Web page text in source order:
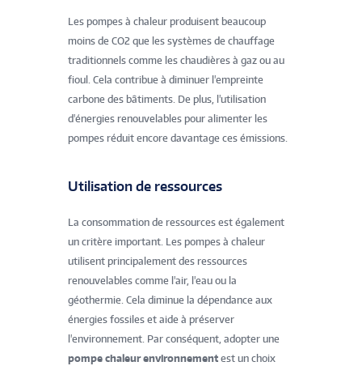
Les pompes à chaleur produisent beaucoup
moins de CO2 que les systèmes de chauffage
traditionnels comme les chaudières à gaz ou au
fioul. Cela contribue à diminuer l'empreinte
carbone des bâtiments. De plus, l'utilisation
d'énergies renouvelables pour alimenter les
pompes réduit encore davantage ces émissions.
Utilisation de ressources
La consommation de ressources est également
un critère important. Les pompes à chaleur
utilisent principalement des ressources
renouvelables comme l'air, l'eau ou la
géothermie. Cela diminue la dépendance aux
énergies fossiles et aide à préserver
l'environnement. Par conséquent, adopter une
pompe chaleur environnement est un choix